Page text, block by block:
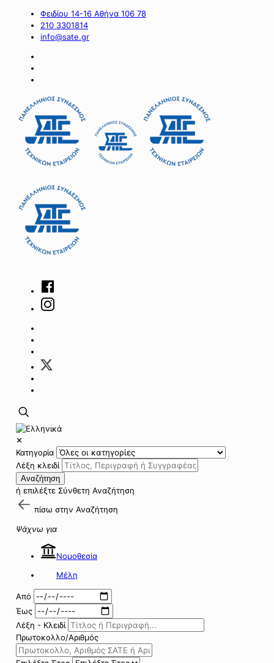
Φειδίου 14-16 Αθήνα 106 78
210 3301814
info@sate.gr
✕
Κατηγορία
Λέξη κλειδί
Αναζήτηση
ή επιλέξτε Σύνθετη Αναζήτηση
πίσω στην Αναζήτηση
Ψάχνω για
Νομοθεσία
Μέλη
Από
Έως
Λέξη - Κλειδί
Πρωτοκολλο/Αριθμός